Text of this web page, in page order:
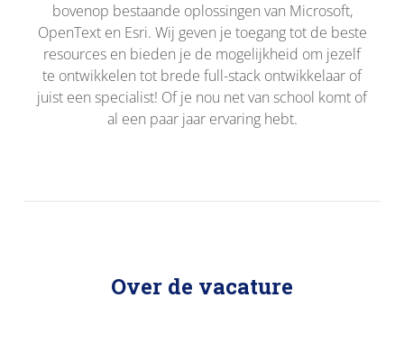
bovenop bestaande oplossingen van Microsoft,
OpenText en Esri. Wij geven je toegang tot de beste
resources en bieden je de mogelijkheid om jezelf
te ontwikkelen tot brede full-stack ontwikkelaar of
juist een specialist! Of je nou net van school komt of
al een paar jaar ervaring hebt.
Over de vacature